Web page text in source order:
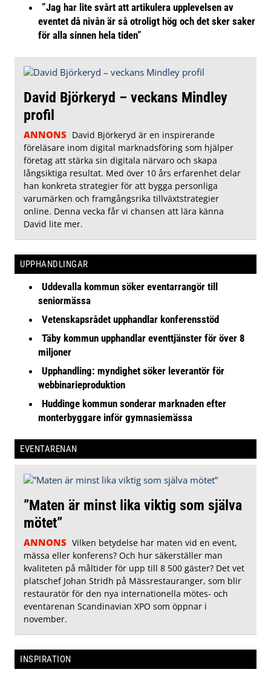
”Jag har lite svårt att artikulera upplevelsen av
eventet då nivån är så otroligt hög och det sker saker
för alla sinnen hela tiden”
David Björkeryd – veckans Mindley
profil
ANNONS David Björkeryd är en inspirerande
föreläsare inom digital marknadsföring som hjälper
företag att stärka sin digitala närvaro och skapa
långsiktiga resultat. Med över 10 års erfarenhet delar
han konkreta strategier för att bygga personliga
varumärken och framgångsrika tillväxtstrategier
online. Denna vecka får vi chansen att lära känna
David lite mer.
UPPHANDLINGAR
Uddevalla kommun söker eventarrangör till
seniormässa
Vetenskapsrådet upphandlar konferensstöd
Täby kommun upphandlar eventtjänster för över 8
miljoner
Upphandling: myndighet söker leverantör för
webbinarieproduktion
Huddinge kommun sonderar marknaden efter
monterbyggare inför gymnasiemässa
EVENTARENAN
”Maten är minst lika viktig som själva
mötet”
ANNONS Vilken betydelse har maten vid en event,
mässa eller konferens? Och hur säkerställer man
kvaliteten på måltider för upp till 8 500 gäster? Det vet
platschef Johan Stridh på Mässrestauranger, som blir
restauratör för den nya internationella mötes- och
eventarenan Scandinavian XPO som öppnar i
november.
INSPIRATION